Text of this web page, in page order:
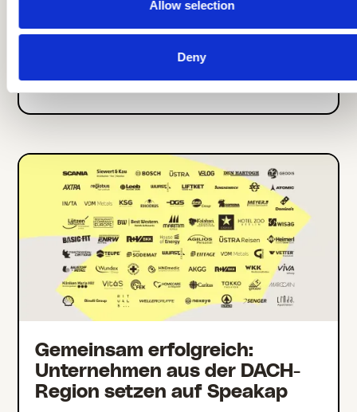
Allow selection
Deny
Wie das FEK in
Norddeutschland 2.300
Mitarbeitende in über 15
Kliniken informiert
Gemeinsam erfolgreich:
Unternehmen aus der DACH-
Region setzen auf Speakap